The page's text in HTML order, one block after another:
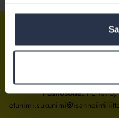
Isännöintiliiton toimisto
Postiosoite:PL